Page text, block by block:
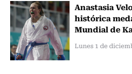
Anastasia
histórica
Mundial de
Lunes 1 de